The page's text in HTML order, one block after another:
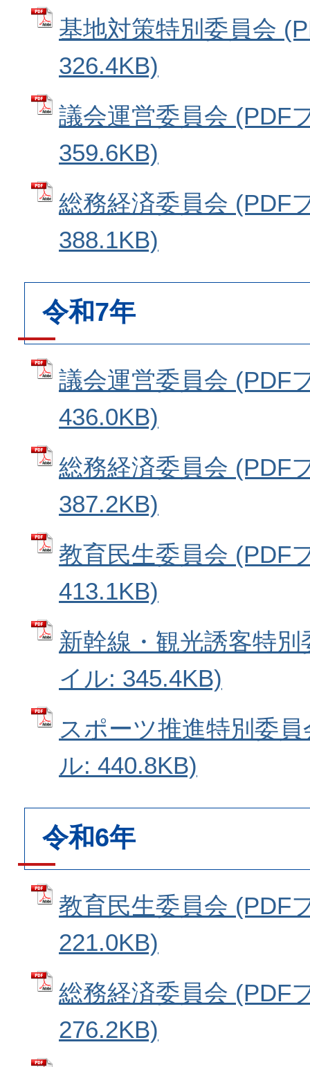
基地対策特別委員会
326.4KB)
議会運営委員会 (PDF
359.6KB)
総務経済委員会 (PDF
388.1KB)
令和7年
議会運営委員会 (PDF
436.0KB)
総務経済委員会 (PDF
387.2KB)
教育民生委員会 (PDF
413.1KB)
新幹線・観光誘客特
イル: 345.4KB)
スポーツ推進特別委
ル: 440.8KB)
令和6年
教育民生委員会 (PDF
221.0KB)
総務経済委員会 (PDF
276.2KB)